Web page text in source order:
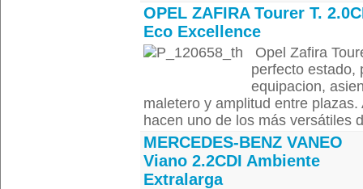
OPEL ZAFIRA Tourer T.
Eco Excellence
Opel Zafira
perfecto estado,
equipacion,
maletero y amplitud entre
hacen uno de los más versátiles
MERCEDES-BENZ VANEO
Viano 2.2CDI Ambiente
Extralarga